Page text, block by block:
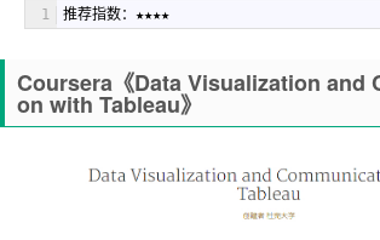
1 推荐指数：★★★★
Coursera《Data Visualization and
on with Tableau》